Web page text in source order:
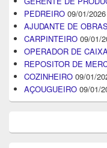
PEDREIRO 09/01/2026
AJUDANTE DE OBRAS
CARPINTEIRO 09/01/
OPERADOR DE
REPOSITOR DE
COZINHEIRO 09/01/
AÇOUGUEIRO 09/01/